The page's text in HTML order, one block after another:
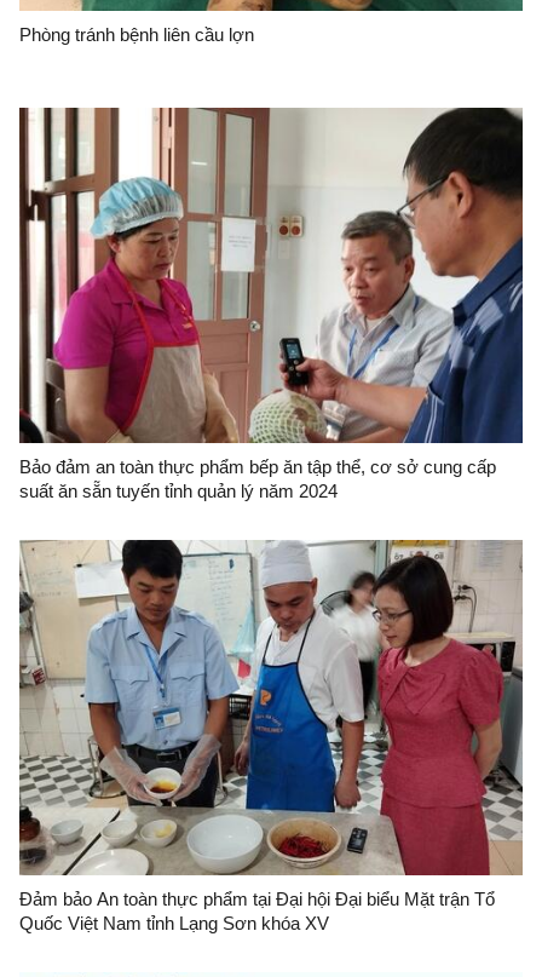
Phòng tránh bệnh liên cầu lợn
Bảo đảm an toàn thực phẩm bếp ăn tập thể, cơ sở cung cấp
suất ăn sẵn tuyến tỉnh quản lý năm 2024
Đảm bảo An toàn thực phẩm tại Đại hội Đại biểu Mặt trận Tổ
Quốc Việt Nam tỉnh Lạng Sơn khóa XV